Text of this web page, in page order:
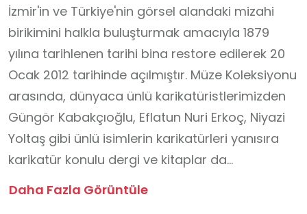
İzmir'in ve Türkiye'nin görsel alandaki mizahi
birikimini halkla buluşturmak amacıyla 1879
yılına tarihlenen tarihi bina restore edilerek 20
Ocak 2012 tarihinde açılmıştır. Müze Koleksiyonu
arasında, dünyaca ünlü karikatüristlerimizden
Güngör Kabakçıoğlu, Eflatun Nuri Erkoç, Niyazi
Yoltaş gibi ünlü isimlerin karikatürleri yanısıra
karikatür konulu dergi ve kitaplar da
koleksiyonumuz içerisinde yer almaktadır.
Daha Fazla Görüntüle